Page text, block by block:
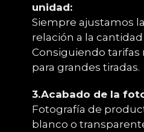
unidad:
Siempre ajustamos
relación a la
Consiguiendo tarifas
para grandes tiradas.
3.Acabado de la
Fotografía de
blanco o